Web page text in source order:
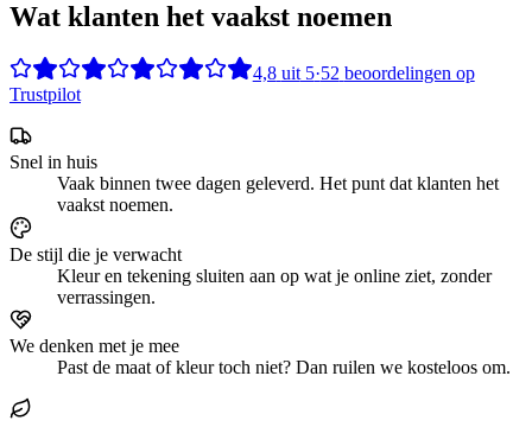
Wat klanten het vaakst noemen
4,8 uit5·52 beoordelingen op
Trustpilot
Snel in huis
Vaak binnen twee dagen geleverd. Het punt dat klanten het
vaakst noemen.
De stijl die je verwacht
Kleur en tekening sluiten aan op wat je online ziet, zonder
verrassingen.
We denken met je mee
Past de maat of kleur toch niet? Dan ruilen we kosteloos om.